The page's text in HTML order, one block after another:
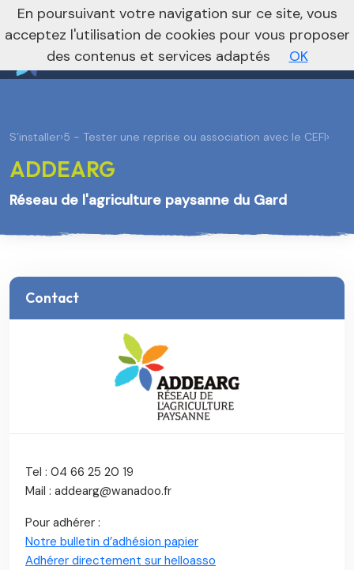
Vers le site national
nivo_2026: 1
S’installer›5 - Tester une reprise ou association avec le CEFI›
ADDEARG
Réseau de l'agriculture paysanne du Gard
Contact
Tel : 04 66 25 20 19
Mail : addearg@wanadoo.fr
Pour adhérer :
Notre bulletin d’adhésion papier
Adhérer directement sur helloasso
En poursuivant votre navigation sur ce site, vous
acceptez l'utilisation de cookies pour vous proposer
des contenus et services adaptés
OK